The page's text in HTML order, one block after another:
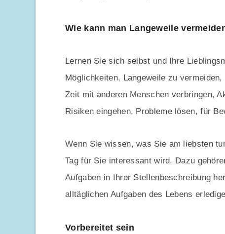
Wie kann man Langeweile
Lernen Sie sich selbst und Ihre
Möglichkeiten, Langeweile zu
Zeit mit anderen Menschen verbringen,
Risiken eingehen, Probleme lösen, für
Wenn Sie wissen, was Sie am liebsten
Tag für Sie interessant wird. Dazu
Aufgaben in Ihrer Stellenbeschreibung
alltäglichen Aufgaben des Lebens
Vorbereitet sein